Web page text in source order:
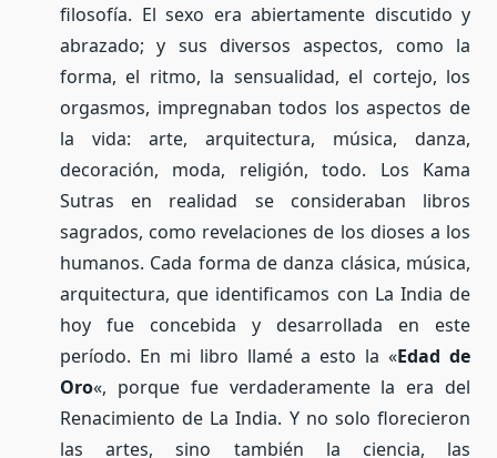
filosofía. El sexo era abiertamente discutido y
abrazado; y sus diversos aspectos, como la
forma, el ritmo, la sensualidad, el cortejo, los
orgasmos, impregnaban todos los aspectos de
la vida: arte, arquitectura, música, danza,
decoración, moda, religión, todo. Los Kama
Sutras en realidad se consideraban libros
sagrados, como revelaciones de los dioses a los
humanos. Cada forma de danza clásica, música,
arquitectura, que identificamos con La India de
hoy fue concebida y desarrollada en este
período. En mi libro llamé a esto la «Edad de
Oro«, porque fue verdaderamente la era del
Renacimiento de La India. Y no solo florecieron
las artes, sino también la ciencia, las